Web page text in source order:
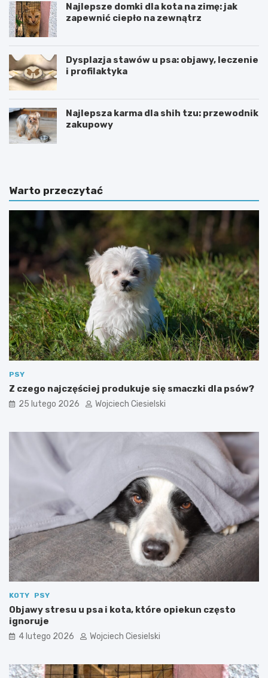
Najlepsze domki dla kota na zimę: jak
zapewnić ciepło na zewnątrz
Dysplazja stawów u psa: objawy, leczenie
i profilaktyka
Najlepsza karma dla shih tzu: przewodnik
zakupowy
Warto przeczytać
PSY
Z czego najczęściej produkuje się smaczki dla psów?
25 lutego 2026 Wojciech Ciesielski
KOTY PSY
Objawy stresu u psa i kota, które opiekun często
ignoruje
4 lutego 2026 Wojciech Ciesielski